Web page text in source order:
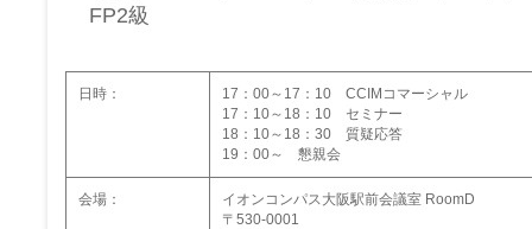
FP2級
日時：
17：00～17：10 CCIMコマーシャル
17：10～18：10 セミナー
18：10～18：30 質疑応答
19：00～ 懇親会
会場：
イオンコンパス大阪駅前会議室 RoomD
〒530-0001